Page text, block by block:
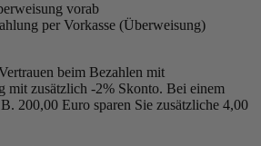
vorab
per Vorkasse (Überweisung)
beim Bezahlen mit
mit zusätzlich -2% Skonto. Bei einem
200,00 Euro sparen Sie zusätzliche 4,00